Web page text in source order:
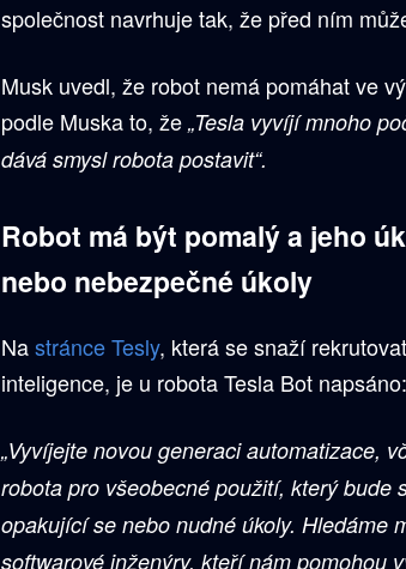
společnost navrhuje tak, že před ním
Musk uvedl, že robot nemá pomáhat ve
podle Muska to, že „Tesla vyvíjí mnoho
dává smysl robota postavit“.
Robot má být pomalý a jeho
nebo nebezpečné úkoly
Nastránce Tesly, která se snaží
inteligence, je u robota Tesla Bot napsáno:
„Vyvíjejte novou generaci automatizace,
robota pro všeobecné použití, který bude
opakující se nebo nudné úkoly. Hledáme
softwarové inženýry, kteří nám pomohou